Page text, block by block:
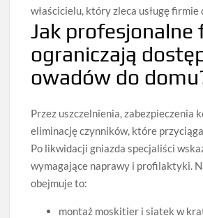
właścicielu, który zleca usługę
Jak profesjonalne
ograniczają
owadów do
Przez uszczelnienia, zabezpieczenia
eliminację czynników, które
Po likwidacji gniazda specjaliści
wymagające naprawy i profilaktyki.
obejmuje to:
montaż moskitier i siatek w